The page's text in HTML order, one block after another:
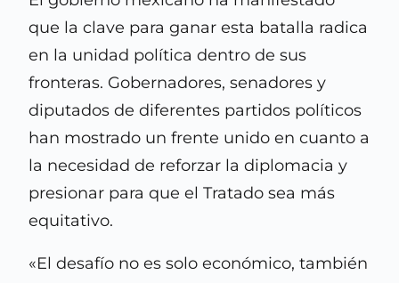
que la clave para ganar esta batalla radica
en la unidad política dentro de sus
fronteras. Gobernadores, senadores y
diputados de diferentes partidos políticos
han mostrado un frente unido en cuanto a
la necesidad de reforzar la diplomacia y
presionar para que el Tratado sea más
equitativo.
«El desafío no es solo económico, también